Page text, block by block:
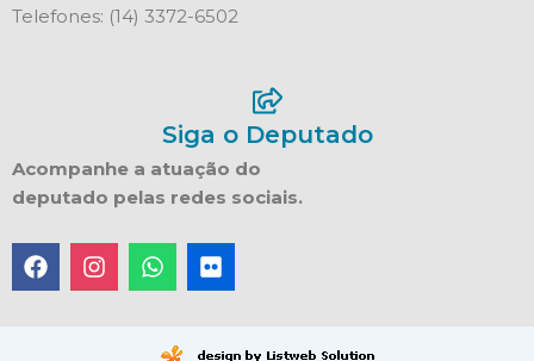
Telefones: (14) 3372-6502
Siga o Deputado
Acompanhe a atuação do
deputado pelas redes sociais.
F
a
I
n
W
h
s
F
l
k